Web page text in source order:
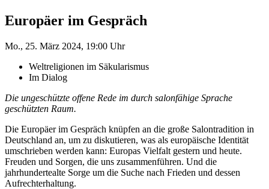
Europäer im Gespräch
Mo., 25. März 2024, 19:00 Uhr
Weltreligionen im ­Säkularismus
Im Dialog
Die ungeschützte offene Rede im durch salonfähige Sprache
geschützten Raum.
Die Europäer im Gespräch knüpfen an die große Salontradition in
Deutschland an, um zu diskutieren, was als europäische Identität
umschrieben werden kann: Europas Vielfalt gestern und heute.
Freuden und Sorgen, die uns zusammenführen. Und die
jahrhundertealte Sorge um die Suche nach Frieden und dessen
Aufrechterhaltung.